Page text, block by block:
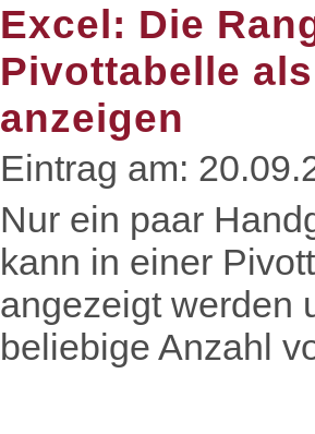
Excel: Die
Pivottabelle
anzeigen
Eintrag am:
Nur ein paar
kann in einer
angezeigt werden
beliebige Anzahl